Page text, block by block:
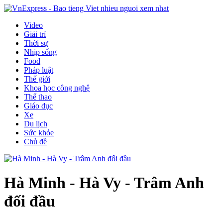
Video
Giải trí
Thời sự
Nhịp sống
Food
Pháp luật
Thế giới
Khoa học công nghệ
Thể thao
Giáo dục
Xe
Du lịch
Sức khỏe
Chủ đề
Hà Minh - Hà Vy - Trâm Anh
đối đầu